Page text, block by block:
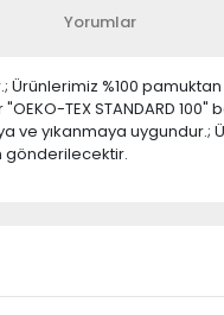
Yorumlar
Ürünlerimiz %100
"OEKO-TEX STANDARD 100"
ve yıkanmaya uygundur.;
gönderilecektir.